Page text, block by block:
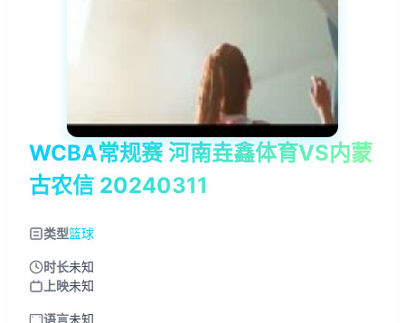
WCBA常规赛 河南垚鑫体育VS内蒙
古农信 20240311
类型篮球
时长未知
上映未知
语言未知